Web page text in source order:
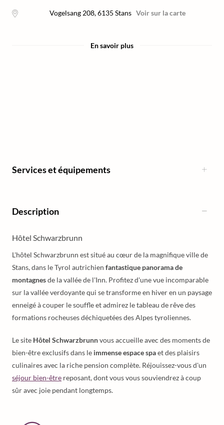
Vogelsang 208,6135 Stans Voir sur la carte
En savoir plus
Services et équipements
Description
Hôtel Schwarzbrunn
L'hôtel Schwarzbrunn est situé au cœur de la magnifique ville de
Stans, dans le Tyrol autrichien fantastique panorama de
montagnesde la vallée de l'Inn. Profitez d'une vue incomparable
sur la vallée verdoyante qui se transforme en hiver en un paysage
enneigé à couper le souffle et admirez le tableau de rêve des
formations rocheuses déchiquetées des Alpes tyroliennes.
Le site Hôtel Schwarzbrunnvous accueille avec des moments de
bien-être exclusifs dans le immense espace spaet des plaisirs
culinaires avec la riche pension complète. Réjouissez-vous d'un
séjour bien-être reposant, dont vous vous souviendrez à coup
sûr avec joie pendant longtemps.